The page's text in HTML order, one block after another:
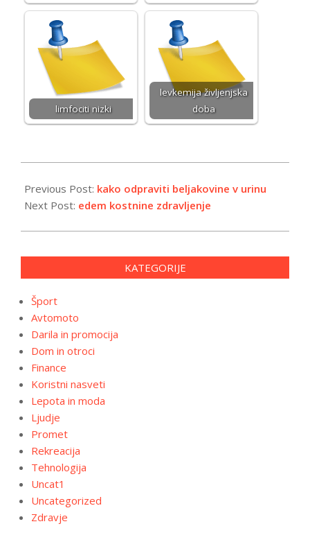
limfociti nizki
levkemija življenjska
doba
01-
14
Previous Post: kako odpraviti beljakovine v urinu
Next Post: edem kostnine zdravljenje
KATEGORIJE
Šport
Avtomoto
Darila in promocija
Dom in otroci
Finance
Koristni nasveti
Lepota in moda
Ljudje
Promet
Rekreacija
Tehnologija
Uncat1
Uncategorized
Zdravje